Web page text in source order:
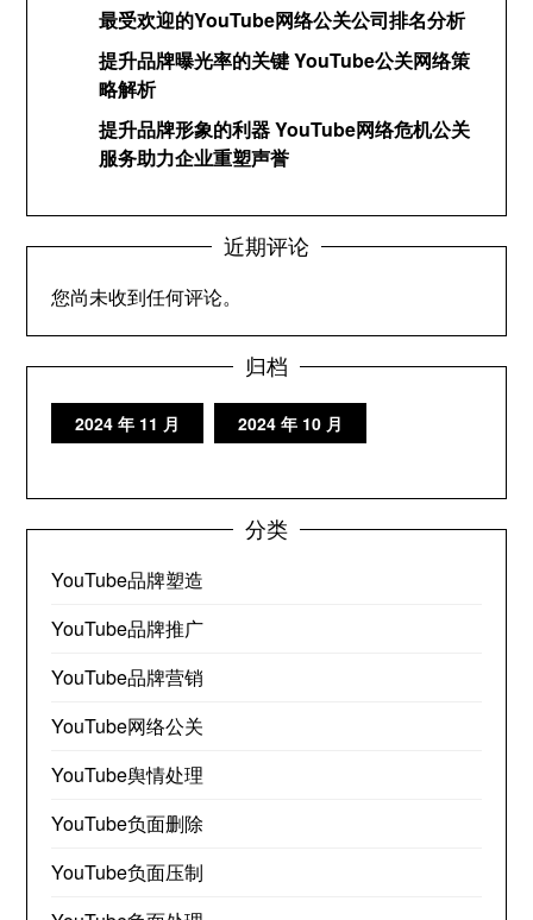
最受欢迎的YouTube网络公关公司排名分析
提升品牌曝光率的关键 YouTube公关网络策
略解析
提升品牌形象的利器 YouTube网络危机公关
服务助力企业重塑声誉
近期评论
您尚未收到任何评论。
归档
2024 年 11 月 2024 年 10 月
分类
YouTube品牌塑造
YouTube品牌推广
YouTube品牌营销
YouTube网络公关
YouTube舆情处理
YouTube负面删除
YouTube负面压制